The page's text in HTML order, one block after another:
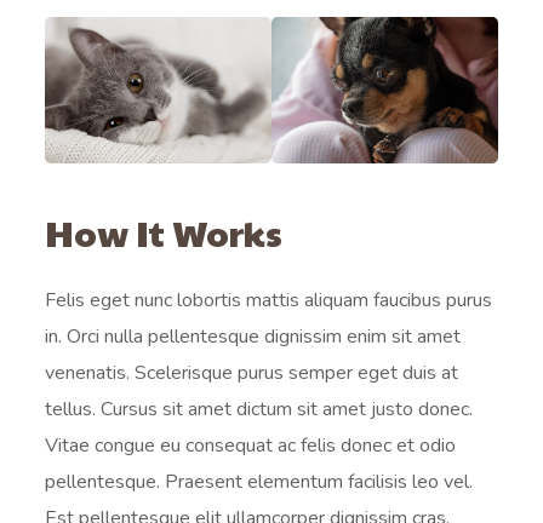
How It Works
Felis eget nunc lobortis mattis aliquam faucibus purus
in. Orci nulla pellentesque dignissim enim sit amet
venenatis. Scelerisque purus semper eget duis at
tellus. Cursus sit amet dictum sit amet justo donec.
Vitae congue eu consequat ac felis donec et odio
pellentesque. Praesent elementum facilisis leo vel.